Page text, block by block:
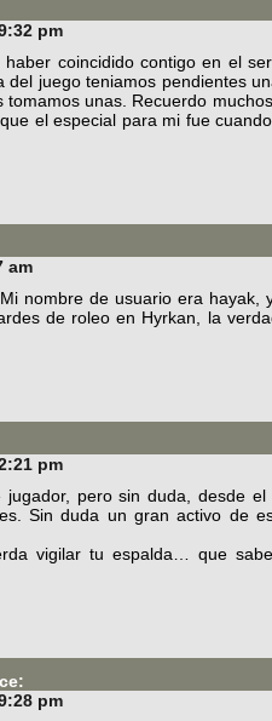
pm
coincidido contigo en el
del juego teniamos pendientes
tomamos unas. Recuerdo
el especial para mi fue
am
nombre de usuario era hayak,
de roleo en Hyrkan, la
pm
jugador, pero sin duda, desde
Sin duda un gran activo de
vigilar tu espalda… que
pm